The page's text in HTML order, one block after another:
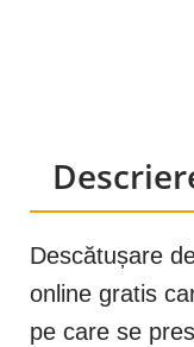
Descătușare
online gratis
pe care se